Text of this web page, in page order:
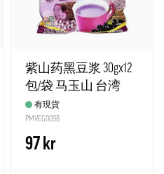
紫山药黑豆浆 30gx12
包/袋 马玉山 台湾
有現貨
PMVEG0098
97 kr